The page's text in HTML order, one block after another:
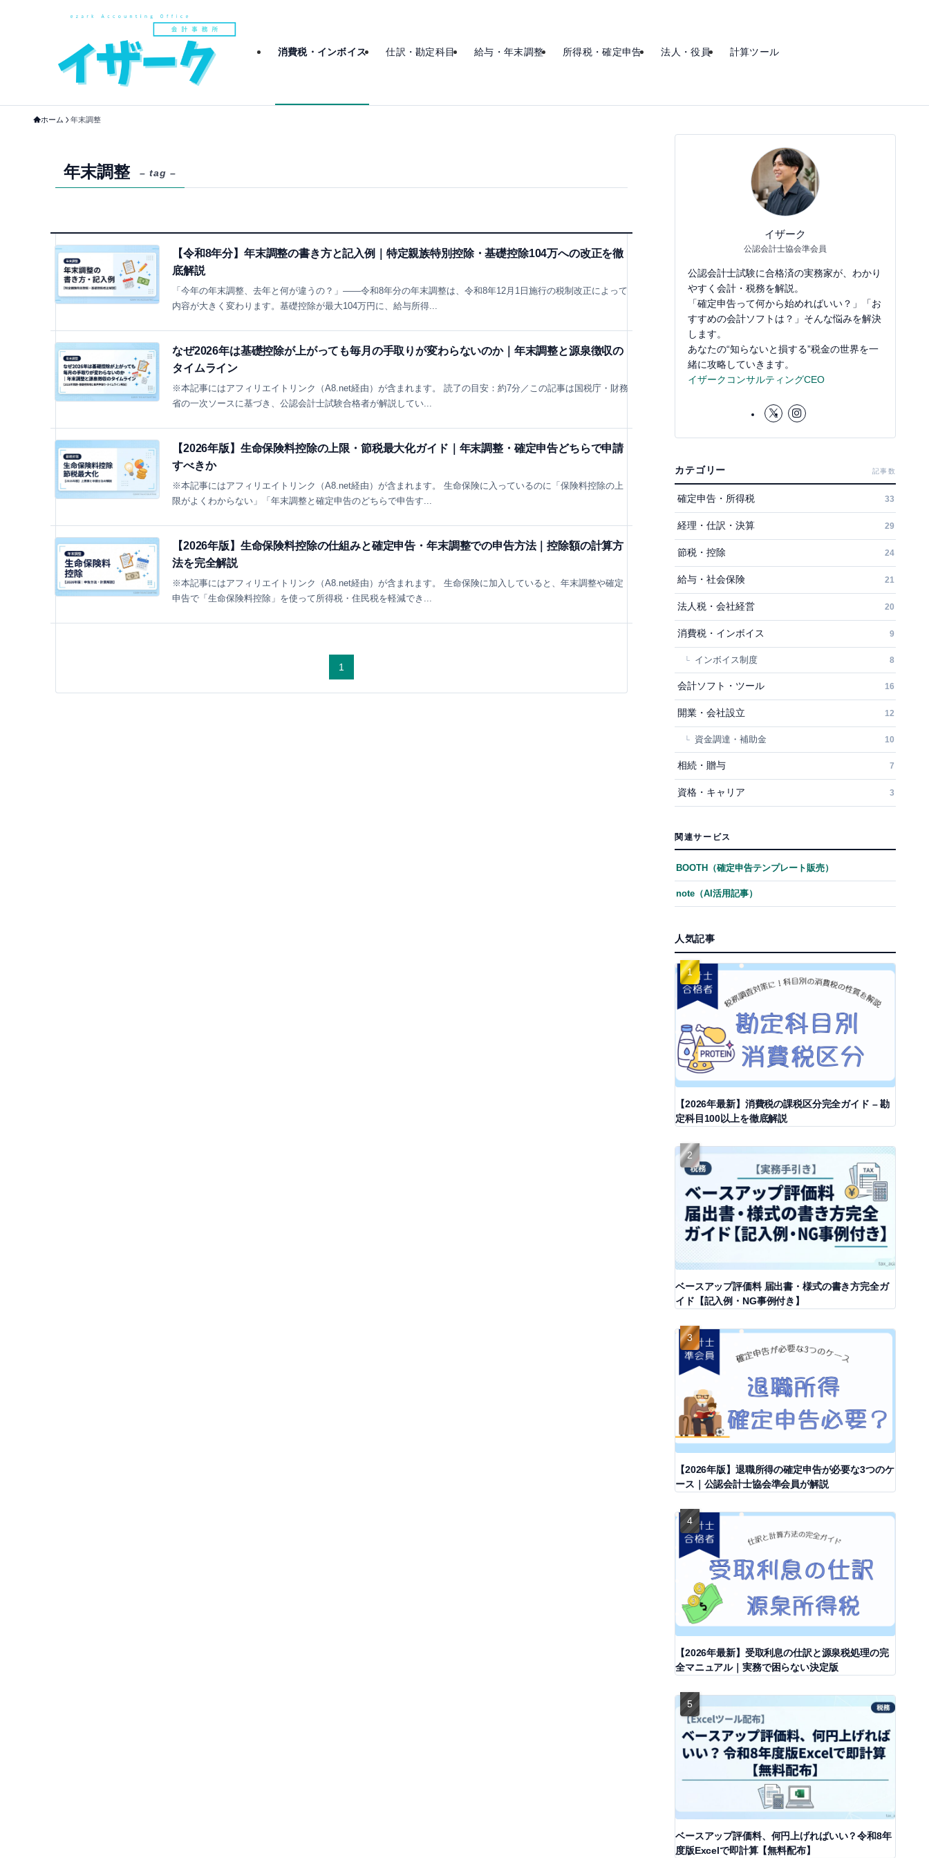
消費税・インボイス 仕訳・勘定科目 給与・年末調整 所得税・確定申告 法人・役員 計算ツール
ホーム 年末調整
年末調整 – tag –
【令和8年分】年末調整の書き方と記入例｜特定親族特別控除・基礎控除104万への改正を徹
底解説
「今年の年末調整、去年と何が違うの？」——令和8年分の年末調整は、令和8年12月1日施行の税制改正によって
内容が大きく変わります。基礎控除が最大104万円に、給与所得...
なぜ2026年は基礎控除が上がっても毎月の手取りが変わらないのか｜年末調整と源泉徴収の
タイムライン
※本記事にはアフィリエイトリンク（A8.net経由）が含まれます。 読了の目安：約7分／この記事は国税庁・財務
省の一次ソースに基づき、公認会計士試験合格者が解説してい...
【2026年版】生命保険料控除の上限・節税最大化ガイド｜年末調整・確定申告どちらで申請
すべきか
※本記事にはアフィリエイトリンク（A8.net経由）が含まれます。 生命保険に入っているのに「保険料控除の上
限がよくわからない」「年末調整と確定申告のどちらで申告す...
【2026年版】生命保険料控除の仕組みと確定申告・年末調整での申告方法｜控除額の計算方
法を完全解説
※本記事にはアフィリエイトリンク（A8.net経由）が含まれます。 生命保険に加入していると、年末調整や確定
申告で「生命保険料控除」を使って所得税・住民税を軽減でき...
1
イザーク
公認会計士協会準会員
公認会計士試験に合格済の実務家が、わかり
やすく会計・税務を解説。
「確定申告って何から始めればいい？」「お
すすめの会計ソフトは？」そんな悩みを解決
します。
あなたの“知らないと損する”税金の世界を一
緒に攻略していきます。
イザークコンサルティングCEO
カテゴリー 記事数
確定申告・所得税 33
経理・仕訳・決算 29
節税・控除 24
給与・社会保険 21
法人税・会社経営 20
消費税・インボイス 9
インボイス制度 8
会計ソフト・ツール 16
開業・会社設立 12
資金調達・補助金 10
相続・贈与 7
資格・キャリア 3
関連サービス
BOOTH（確定申告テンプレート販売）
note（AI活用記事）
人気記事
【2026年最新】消費税の課税区分完全ガイド – 勘
定科目100以上を徹底解説
ベースアップ評価料 届出書・様式の書き方完全ガ
イド【記入例・NG事例付き】
【2026年版】退職所得の確定申告が必要な3つのケ
ース｜公認会計士協会準会員が解説
【2026年最新】受取利息の仕訳と源泉税処理の完
全マニュアル｜実務で困らない決定版
ベースアップ評価料、何円上げればいい？令和8年
度版Excelで即計算【無料配布】